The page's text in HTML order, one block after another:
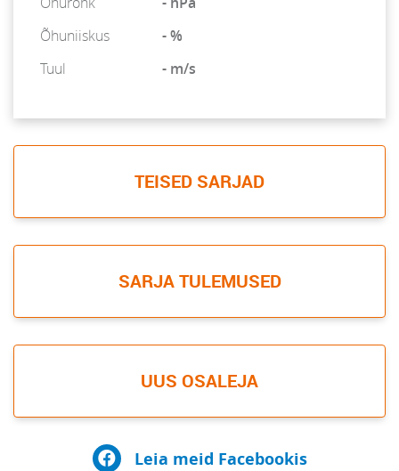
Õhuniiskus
- %
Tuul
- m/s
TEISED SARJAD
SARJA TULEMUSED
UUS OSALEJA
Leia meid Facebookis